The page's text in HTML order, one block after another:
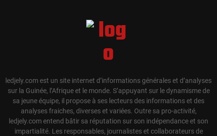
ledjely.com est un site internet d’informations générales et d’analyses
sur la Guinée, l’Afrique et le monde. S’appuyant sur le dynamisme de
sa jeune équipe, il propose à ses lecteurs des informations et des
analyses fraiches, diverses et variées. Outre sa pro-activité,
ledjely.com entend bâtir sa réputation sur son indépendance et son
impartialité. Les responsables, journalistes et collaborateurs de